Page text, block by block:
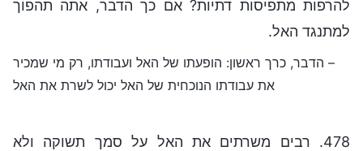
להרפות מתפיסות דתיות? אם כך הדבר, אתה תהפוך
למתנגד האל.
– הדבר, כרך ראשון: הופעתו של האל ועבודתו, רק מי שמכיר
את עבודתו הנוכחית של האל יכול לשרת את האל
478. רבים משרתים את האל על סמך תשוקה ולא